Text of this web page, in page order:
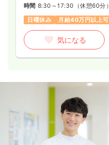
時間 8:30～17:30 （休憩60分）
日曜休み
月給40万円以上可
気になる